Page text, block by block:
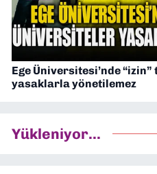
Ege Üniversitesi’nde
yasaklarla yönetilemez
Yükleniyor...